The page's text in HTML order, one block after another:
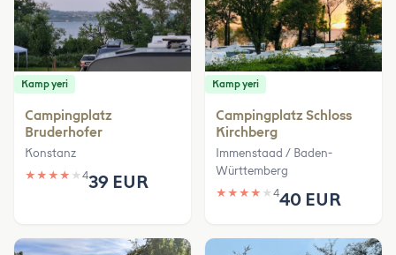
Kamp yeri
Campingplatz
Bruderhofer
Konstanz
★ ★ ★ ★ ★ 439 EUR
Kamp yeri
Campingplatz Schloss
Kirchberg
Immenstaad / Baden-
Württemberg
★ ★ ★ ★ ★ 440 EUR